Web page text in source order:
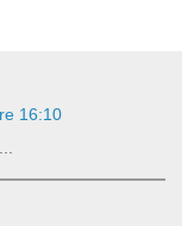
16:10